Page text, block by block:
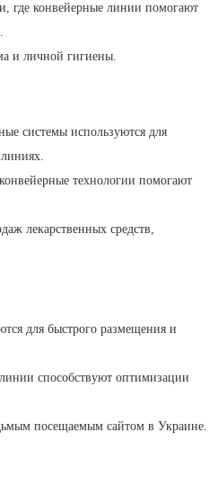
где конвейерные линии помогают
и личной гигиены.
системы используются для
технологии помогают
лекарственных средств,
для быстрого размещения и
способствуют оптимизации
посещаемым сайтом в Украине.